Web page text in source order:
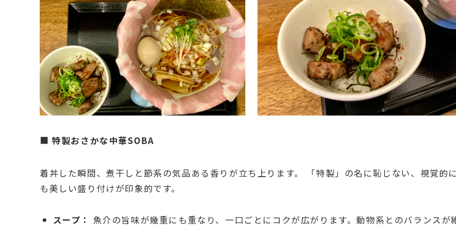
■特製おさかな中華SOBA
着丼した瞬間、煮干しと節系の気品ある香りが立ち上ります。 「特製」の名に恥じない、視覚的
も美しい盛り付けが印象的です。
スープ：
魚介の旨味が幾重にも重なり、一口ごとにコクが広がります。動物系とのバランスが